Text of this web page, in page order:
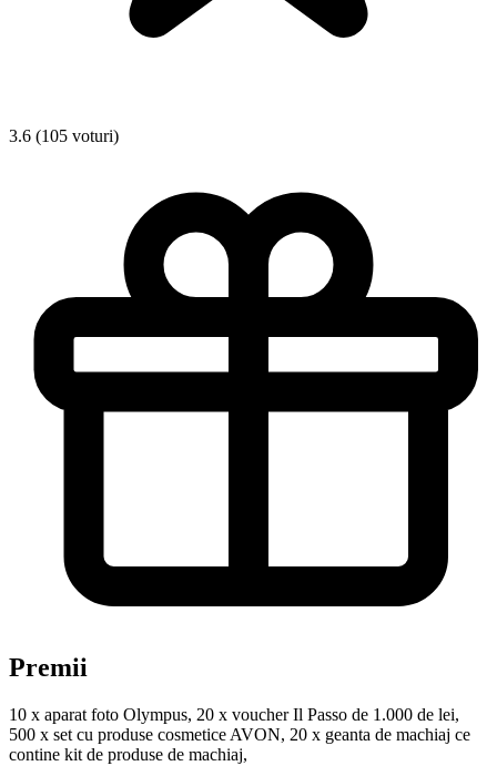
3.6 (105 voturi)
Premii
10 x aparat foto Olympus, 20 x voucher Il Passo de 1.000 de lei,
500 x set cu produse cosmetice AVON, 20 x geanta de machiaj ce
contine kit de produse de machiaj,